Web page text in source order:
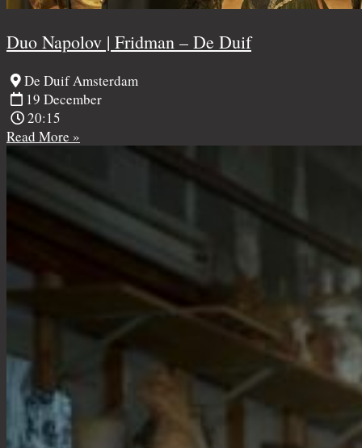
Duo Napolov | Fridman – De Duif
De Duif Amsterdam
19 December
20:15
Read More »